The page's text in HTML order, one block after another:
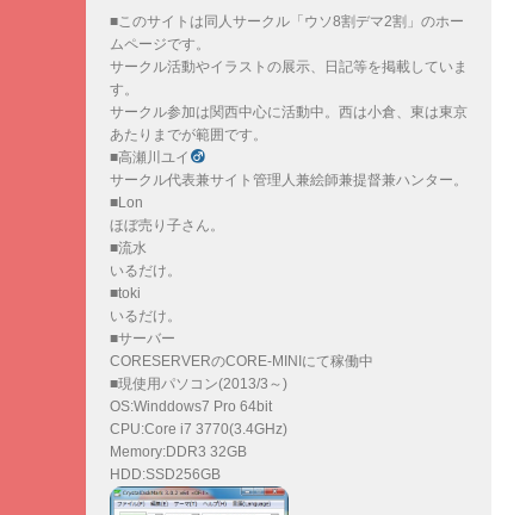
■このサイトは同人サークル「ウソ8割デマ2割」のホー
ムページです。
サークル活動やイラストの展示、日記等を掲載していま
す。
サークル参加は関西中心に活動中。西は小倉、東は東京
あたりまでが範囲です。
■高瀬川ユイ
サークル代表兼サイト管理人兼絵師兼提督兼ハンター。
■Lon
ほぼ売り子さん。
■流水
いるだけ。
■toki
いるだけ。
■サーバー
CORESERVERのCORE-MINIにて稼働中
■現使用パソコン(2013/3～)
OS:Winddows7 Pro 64bit
CPU:Core i7 3770(3.4GHz)
Memory:DDR3 32GB
HDD:SSD256GB